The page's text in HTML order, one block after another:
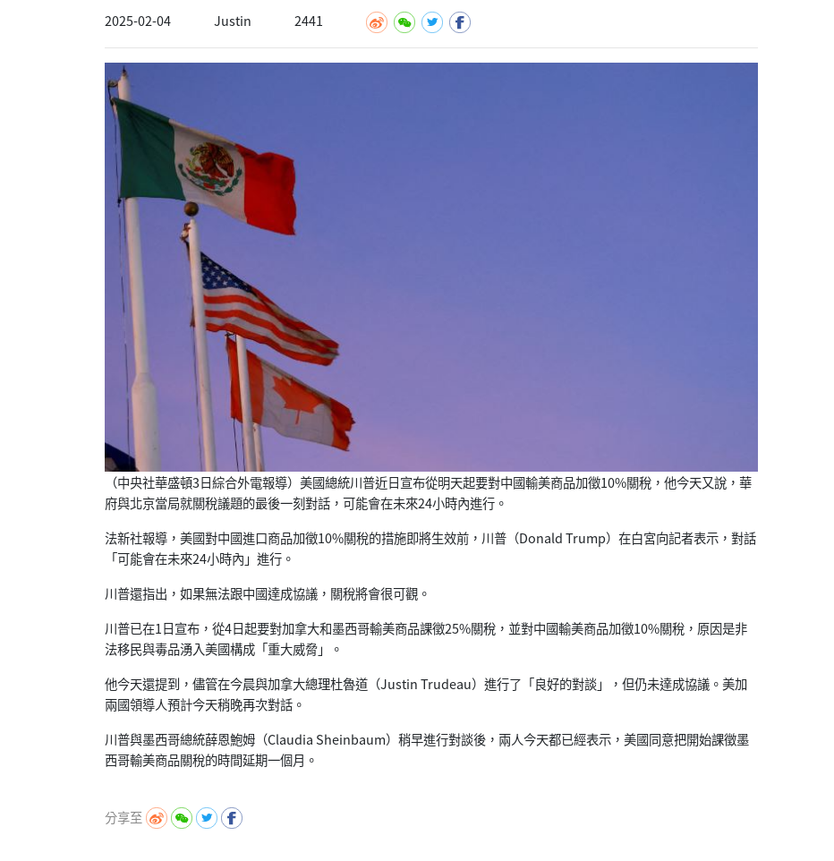
2025-02-04 Justin 2441
（中央社華盛頓3日綜合外電報導） 美國總統川普近日宣布從明天起要對中國輸美商品加徵10%關稅， 他今天又說，華
府與北京當局就關稅議題的最後一刻對話， 可能會在未來24小時內進行。
法新社報導，美國對中國進口商品加徵10%關稅的措施即將生效前，川普（Donald Trump）在白宮向記者表示，對話
「可能會在未來24小時內」 進行。
川普還指出，如果無法跟中國達成協議，關稅將會很可觀。
川普已在1日宣布， 從4日起要對加拿大和墨西哥輸美商品課徵25%關稅， 並對中國輸美商品加徵10%關稅， 原因是非
法移民與毒品湧入美國構成「重大威脅」。
他今天還提到，儘管在今晨與加拿大總理杜魯道（Justin Trudeau）進行了「良好的對談」，但仍未達成協議。美加
兩國領導人預計今天稍晚再次對話。
川普與墨西哥總統薛恩鮑姆（Claudia Sheinbaum）稍早進行對談後，兩人今天都已經表示， 美國同意把開始課徵墨
西哥輸美商品關稅的時間延期一個月。
分享至